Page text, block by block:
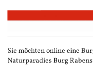
Zum
Haupt-
Sie möchten online eine
Naturparadies Burg